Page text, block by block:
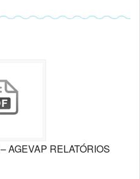
AGEVAP RELATÓRIOS